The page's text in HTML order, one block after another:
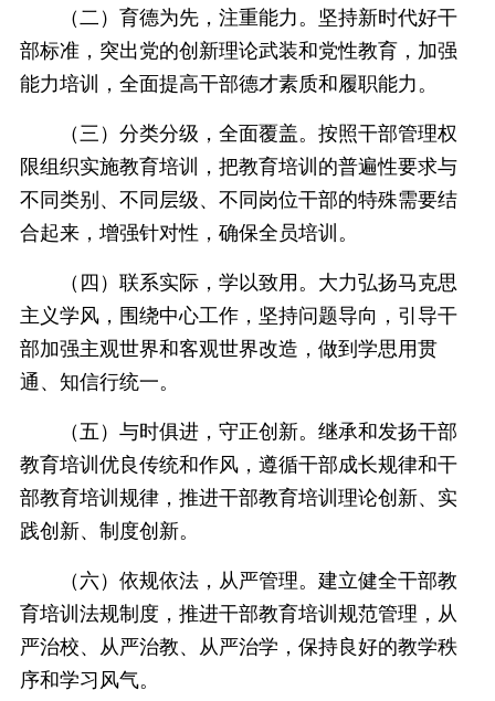
（二）育德为先，注重能力。坚持新时代好干
部标准，突出党的创新理论武装和党性教育，加强
能力培训，全面提高干部德才素质和履职能力。
（三）分类分级，全面覆盖。按照干部管理权
限组织实施教育培训，把教育培训的普遍性要求与
不同类别、不同层级、不同岗位干部的特殊需要结
合起来，增强针对性，确保全员培训。
（四）联系实际，学以致用。大力弘扬马克思
主义学风，围绕中心工作，坚持问题导向，引导干
部加强主观世界和客观世界改造，做到学思用贯
通、知信行统一。
（五）与时俱进，守正创新。继承和发扬干部
教育培训优良传统和作风，遵循干部成长规律和干
部教育培训规律，推进干部教育培训理论创新、实
践创新、制度创新。
（六）依规依法，从严管理。建立健全干部教
育培训法规制度，推进干部教育培训规范管理，从
严治校、从严治教、从严治学，保持良好的教学秩
序和学习风气。